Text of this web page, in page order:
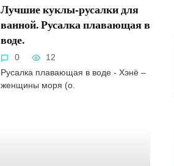
Лучшие куклы-русалки для
ванной. Русалка плавающая в
воде.
0 12
Русалка плавающая в воде - Хэнё –
женщины моря (о.